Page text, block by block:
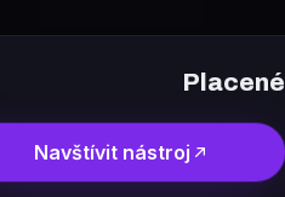
Placené
Navštívit nástroj